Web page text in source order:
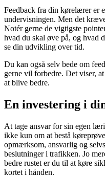
Feedback fra din kørelærer er
undervisningen. Men det
Notér gerne de vigtigste
hvad du skal øve på, og hvad
se din udvikling over tid.
Du kan også selv bede om
gerne vil forbedre. Det viser,
at blive bedre.
En investering i
At tage ansvar for sin egen
ikke kun om at bestå
opmærksom, ansvarlig og
beslutninger i trafikken. Jo
bedre rustet er du til at køre
kortet i hånden.